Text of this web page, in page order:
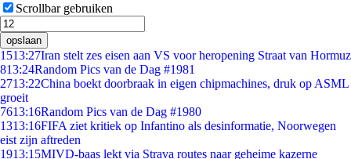
Scrollbar gebruiken
opslaan
1513:27Iran stelt zes eisen aan VS voor heropening Straat van Hormuz
813:24Random Pics van de Dag #1981
2713:22China boekt doorbraak in eigen chipmachines, druk op ASML
groeit
7613:16Random Pics van de Dag #1980
1313:16FIFA ziet kritiek op Infantino als desinformatie, Noorwegen
eist zijn aftreden
1913:15MIVD-baas lekt via Strava routes naar geheime kazerne